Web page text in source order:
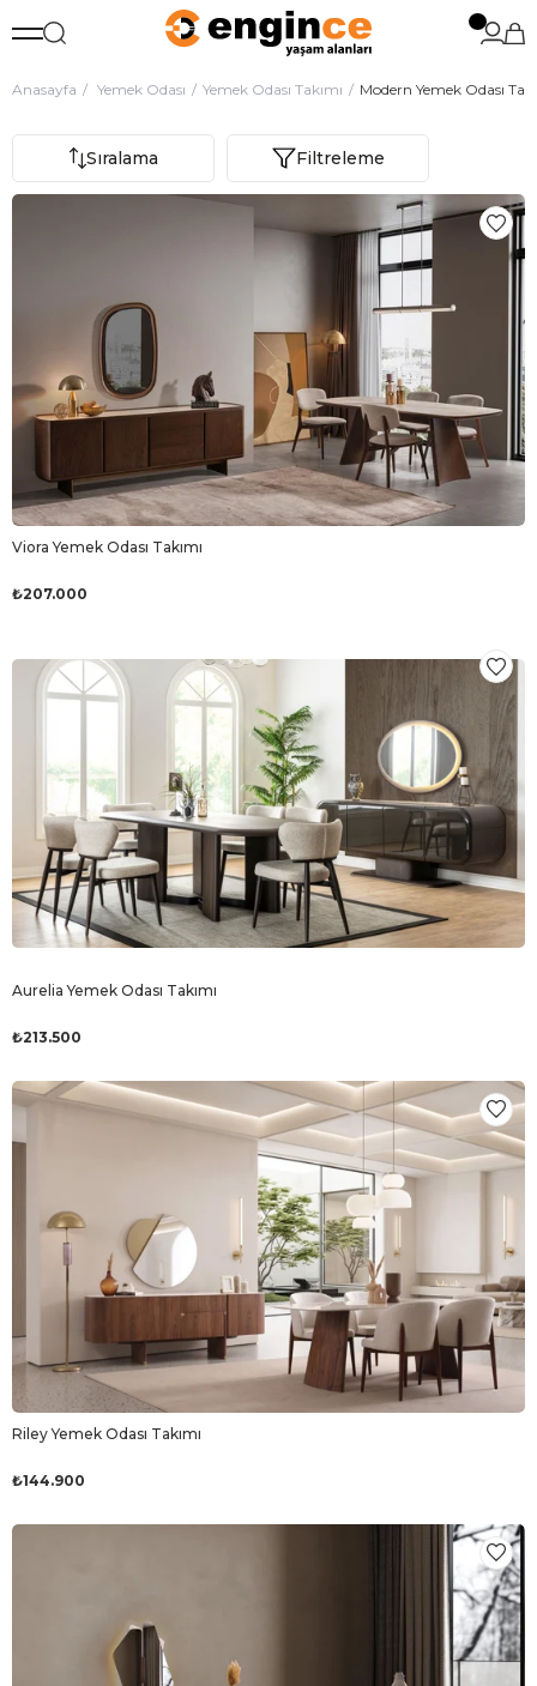
Anasayfa Yemek Odası Yemek Odası Takımı Modern Yemek Odası
Filtreleme
Sıralama
Viora Yemek Odası Takımı
₺207.000
Aurelia Yemek Odası Takımı
₺213.500
Riley Yemek Odası Takımı
₺144.900